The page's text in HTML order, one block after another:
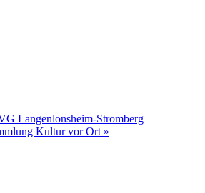
Langenlonsheim-Stromberg
Kultur vor Ort »